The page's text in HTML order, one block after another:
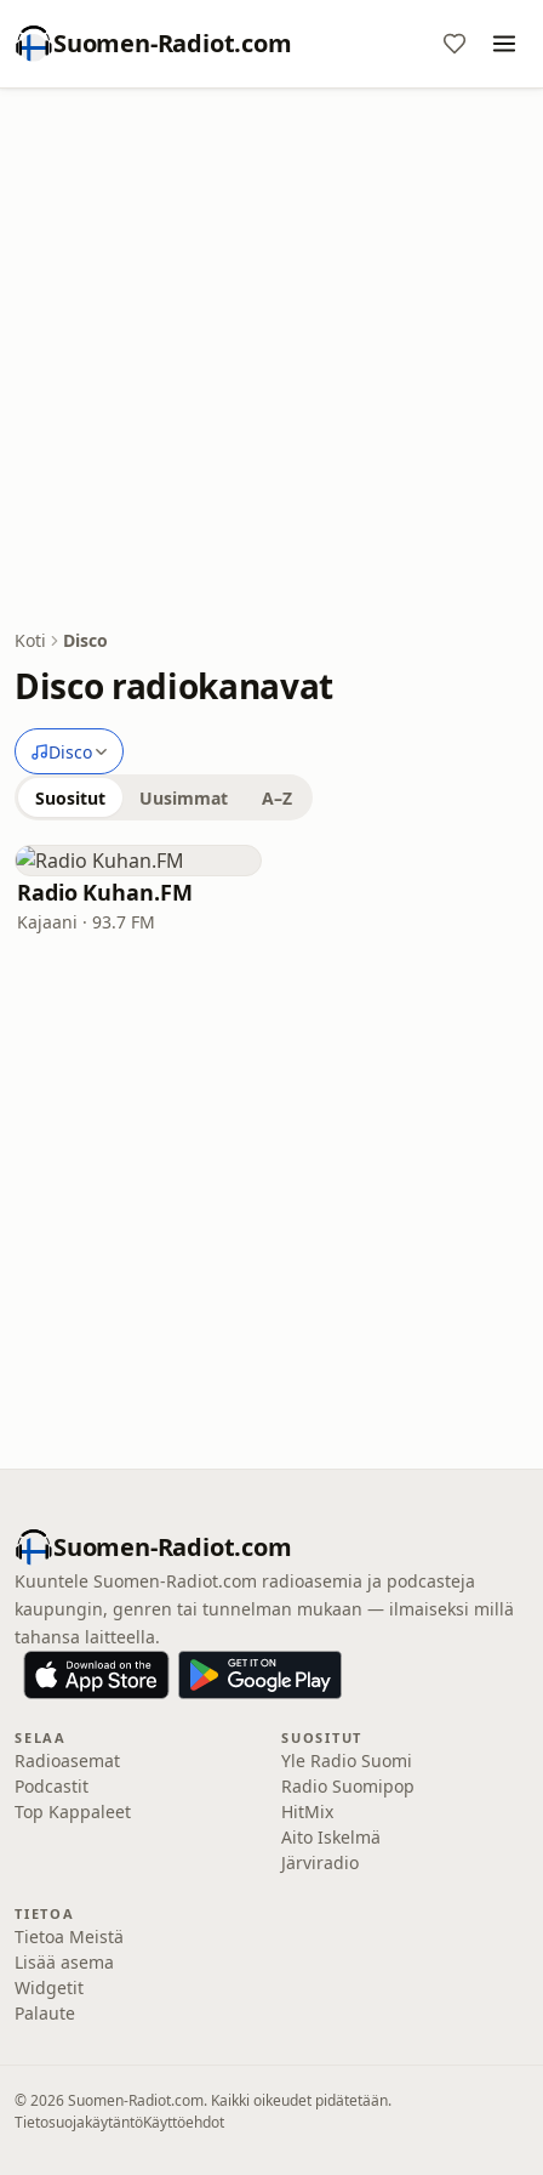
Suomen-Radiot.com
Koti Disco
Disco radiokanavat
Disco
Suositut Uusimmat A–Z
Radio Kuhan.FM
Kajaani · 93.7 FM
Suomen-Radiot.com
Kuuntele Suomen-Radiot.com radioasemia ja podcasteja
kaupungin, genren tai tunnelman mukaan — ilmaiseksi millä
tahansa laitteella.
SELAA
Radioasemat
Podcastit
Top Kappaleet
SUOSITUT
Yle Radio Suomi
Radio Suomipop
HitMix
Aito Iskelmä
Järviradio
TIETOA
Tietoa Meistä
Lisää asema
Widgetit
Palaute
© 2026 Suomen-Radiot.com. Kaikki oikeudet pidätetään.
TietosuojakäytäntöKäyttöehdot